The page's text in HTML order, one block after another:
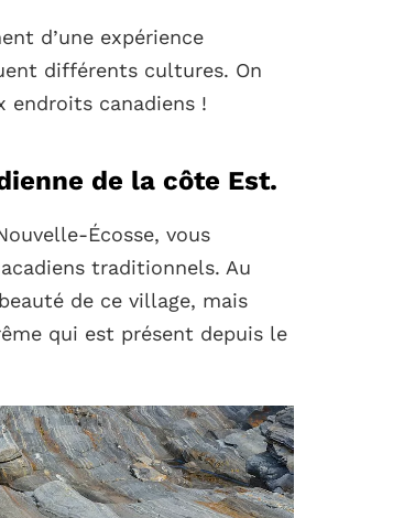
d’une expérience
différents cultures. On
endroits canadiens !
de la côte Est.
Écosse, vous
traditionnels. Au
de ce village, mais
qui est présent depuis le